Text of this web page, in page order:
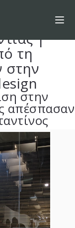
|
τη
στην
στην
απέσπασαν